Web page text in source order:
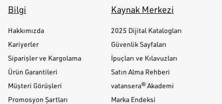
Bilgi
Hakkımızda
Kariyerler
Siparişler ve Kargolama
Ürün Garantileri
Müşteri Görüşleri
Promosyon Şartları
Kaynak Merkezi
2025 Dijital Katalogları
Güvenlik Sayfaları
İpuçları ve Kılavuzları
Satın Alma Rehberi
vatansera® Akademi
Marka Endeksi